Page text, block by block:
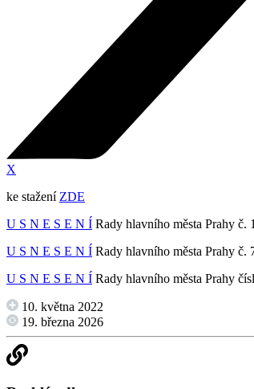
X
ke staženíZDE
U S N E S E N Í Rady hlavního města Prahy č.
U S N E S E N Í Rady hlavního města Prahy č.
U S N E S E N Í Rady hlavního města Prahy
10. května 2022
19. března 2026